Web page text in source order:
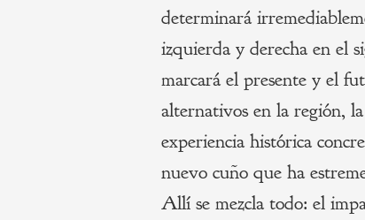
determinará
izquierda y derecha en el
marcará el presente y el
alternativos en la región,
experiencia histórica
nuevo cuño que ha
Allí se mezcla todo: el